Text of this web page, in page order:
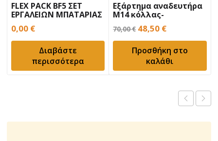
FLEX PACK BF5 ΣΕΤ
ΕΡΓΑΛΕΙΩΝ ΜΠΑΤΑΡΙΑΣ
0,00 €
Διαβάστε
περισσότερα
Εξάρτημα αναδευτήρα
Μ14 κόλλας-
κονιάματος BENMAN
DLX152M
70,00€ Original
price
was:
70,00 €.
48,50 €Η
τρέχουσα
τιμή
είναι:
48,50 €.
Προσθήκη στο
καλάθι